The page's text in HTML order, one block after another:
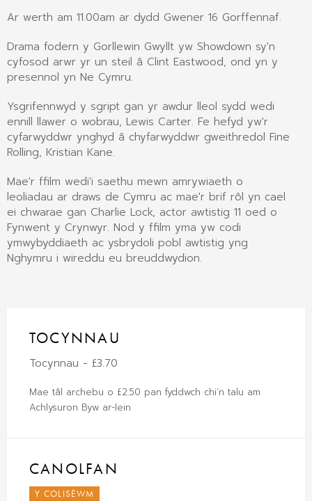
Ar werth am 11.00am ar dydd Gwener 16 Gorffennaf.
Drama fodern y Gorllewin Gwyllt yw Showdown sy'n
cyfosod arwr yr un steil â Clint Eastwood, ond yn y
presennol yn Ne Cymru.
Ysgrifennwyd y sgript gan yr awdur lleol sydd wedi
ennill llawer o wobrau, Lewis Carter. Fe hefyd yw'r
cyfarwyddwr ynghyd â chyfarwyddwr gweithredol Fine
Rolling, Kristian Kane.
Mae'r ffilm wedi'i saethu mewn amrywiaeth o
leoliadau ar draws de Cymru ac mae'r brif rôl yn cael
ei chwarae gan Charlie Lock, actor awtistig 11 oed o
Fynwent y Crynwyr. Nod y ffilm yma yw codi
ymwybyddiaeth ac ysbrydoli pobl awtistig yng
Nghymru i wireddu eu breuddwydion.
TOCYNNAU
Tocynnau - £3.70
Mae tâl archebu o £2.50 pan fyddwch chi’n talu am
Achlysuron Byw ar-lein
CANOLFAN
Y COLISËWM